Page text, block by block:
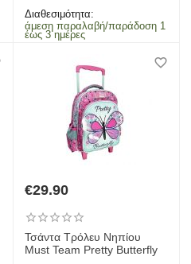
Διαθεσιμότητα:
άμεση παραλαβή/παράδοση 1
έως 3 ημέρες
€29.90
Τσάντα Τρόλευ Νηπίου
Must Team Pretty Butterfly